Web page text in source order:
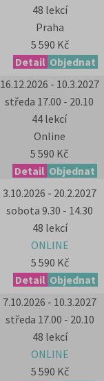
48 lekcí
Praha
5 590 Kč
Detail Objednat
16.12.2026 - 10.3.2027
středa 17.00 - 20.10
44 lekcí
Online
5 590 Kč
Detail Objednat
3.10.2026 - 20.2.2027
sobota 9.30 - 14.30
48 lekcí
ONLINE
5 590 Kč
Detail Objednat
7.10.2026 - 10.3.2027
středa 17.00 - 20.10
48 lekcí
ONLINE
5 590 Kč